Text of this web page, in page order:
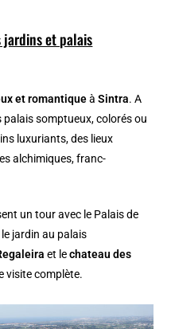
jardins et palais
et romantiqueàSintra. A
somptueux, colorés ou
luxuriants, des lieux
alchimiques, franc-
un tour avec le Palais de
le jardin au palais
et lechateau des
visite complète.